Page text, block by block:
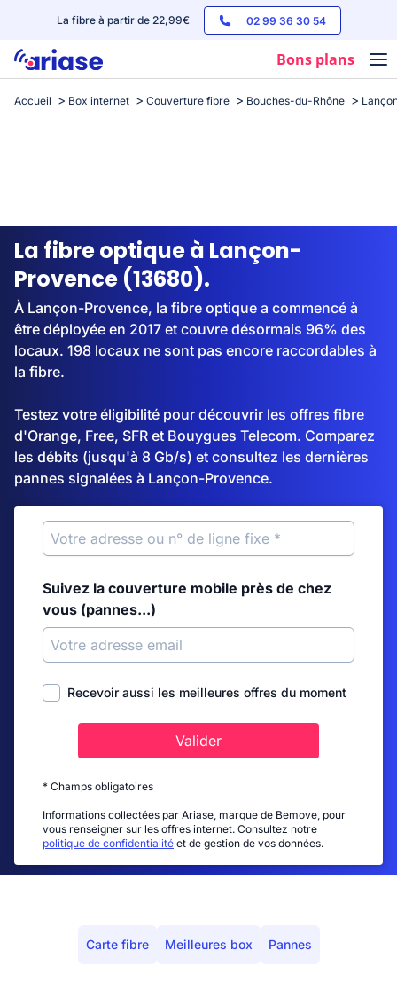
La fibre à partir de 22,99€ 02 99 36 30 54
Bons plans
Box internet
Streaming
Accueil Box internet Couverture fibre Bouches-du-Rhône
La fibre optique à Lançon-
Provence (13680).
À Lançon-Provence, la fibre optique a commencé à
être déployée en 2017 et couvre désormais 96% des
locaux. 198 locaux ne sont pas encore raccordables à
la fibre.
Testez votre éligibilité pour découvrir les offres fibre
d'Orange, Free, SFR et Bouygues Telecom. Comparez
les débits (jusqu'à 8 Gb/s) et consultez les dernières
pannes signalées à Lançon-Provence.
Suivez la couverture mobile près de chez
vous (pannes...)
Recevoir aussi les meilleures offres du moment
Valider
* Champs obligatoires
Informations collectées par Ariase, marque de Bemove, pour
vous renseigner sur les offres internet. Consultez notre
politique de confidentialité et de gestion de vos données.
Carte fibre Meilleures box Pannes